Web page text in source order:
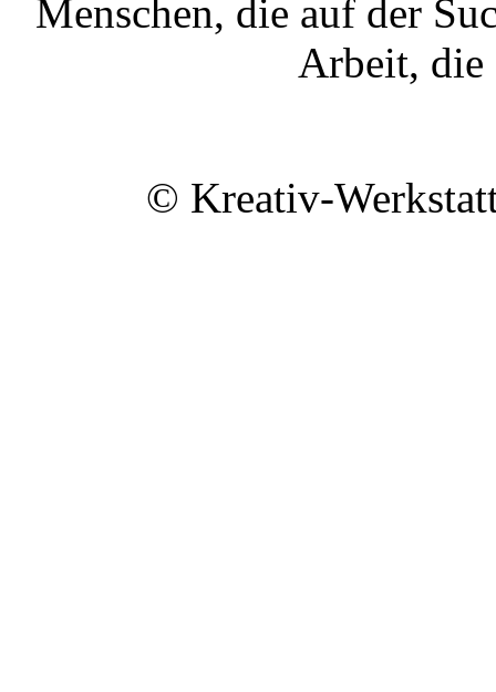
Menschen, die auf der
Arbeit, die
© Kreativ-